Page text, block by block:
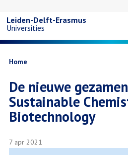
naar
inhoud
Leiden-Delft-Erasmus
Universities
Kruimelpad
Home
De nieuwe
Sustainable
Biotechnology
7 apr 2021